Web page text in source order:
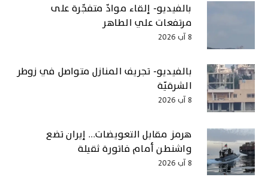
بالفيديو- إلقاء موادّ متفجّرة على
مرتفعات علي الطاهر
8 آب 2026
بالفيديو- تجريف المنازل متواصل في زوطر
الشرقيّة
8 آب 2026
هرمز مقابل التعويضات… إيران تضع
واشنطن أمام فاتورة ثقيلة
8 آب 2026